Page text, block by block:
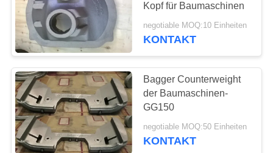
FORDERN
SIE
EIN
ZITAT
SITEMAP
Gegengewicht
50
Kopf für Baumaschinen
negotiable MOQ:10 Einheiten
KONTAKT
Bagger Counterweight
der Baumaschinen-
GG150
negotiable MOQ:50 Einheiten
KONTAKT